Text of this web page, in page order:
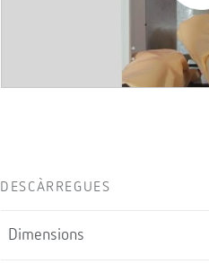
DESCÀRREGUES
Dimensions